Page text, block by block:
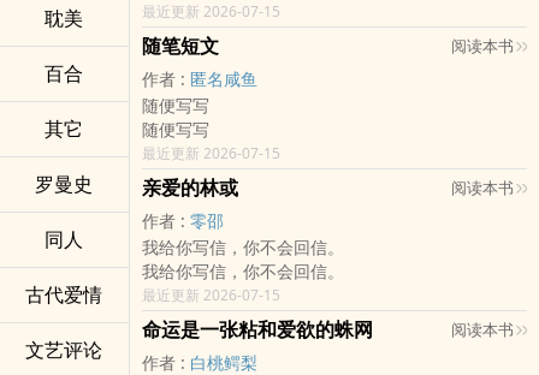
耽美
百合
其它
罗曼史
同人
古代爱情
文艺评论
最近更新 2026-07-15
随笔短文 阅读本书
作者 : 匿名咸鱼
随便写写
随便写写
最近更新 2026-07-15
亲爱的林或 阅读本书
作者 : 零邵
我给你写信，你不会回信。
我给你写信，你不会回信。
最近更新 2026-07-15
命运是一张粘和爱欲的蛛网 阅读本书
作者 : 白桃鳄梨